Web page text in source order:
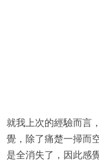
就我上次的經驗而言
覺，除了痛楚一掃而
是全消失了，因此感